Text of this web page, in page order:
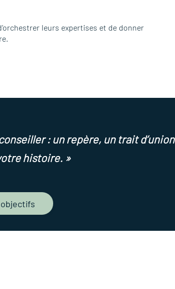
leurs expertises et de donner
: un repère, un trait d’union
histoire. »